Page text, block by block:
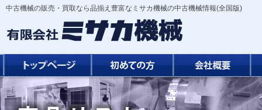
中古機械の販売・買取なら品揃え豊富なミサカ機械の中古機械情報(全国版)